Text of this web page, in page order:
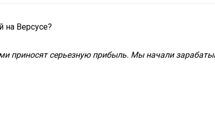
на Версусе?
приносят серьезную прибыль. Мы начали